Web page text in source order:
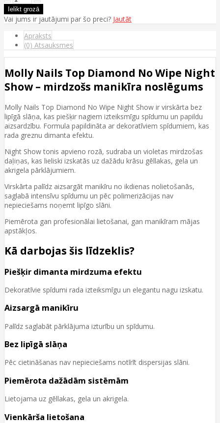
Vai jums ir jautājumi par šo preci? Jautāt
Apraksts
(0) Atsauksmes
Molly Nails Top Diamond No Wipe Night
Show – mirdzošs manikīra noslēgums
Molly Nails Top Diamond No Wipe Night Show ir virskārta bez
lipīgā slāņa, kas piešķir nagiem izteiksmīgu spīdumu un papildu
aizsardzību. Formula papildināta ar dekoratīviem spīdumiem, kas
rada greznu dimanta efektu.
Night Show tonis apvieno rozā, sudraba un violetas mirdzošas
daļiņas, kas lieliski izskatās uz dažādu krāsu gēllakas, gela un
akrigela pārklājumiem.
Virskārta palīdz aizsargāt manikīru no ikdienas nolietošanās,
saglabā intensīvu spīdumu un pēc polimerizācijas nav
nepieciešams noņemt lipīgo slāni.
Piemērota gan profesionālai lietošanai, gan manikīram mājas
apstākļos.
Kā darbojas šis līdzeklis?
Piešķir dimanta mirdzuma efektu
Dekoratīvie spīdumi rada izteiksmīgu un elegantu nagu izskatu.
Aizsargā manikīru
Palīdz saglabāt pārklājuma izturību un spīdumu.
Bez lipīgā slāņa
Pēc cietināšanas nav nepieciešams notīrīt dispersijas slāni.
Piemērota dažādām sistēmām
Lietojama uz gēllakas, gela un akrigela.
Vienkārša lietošana